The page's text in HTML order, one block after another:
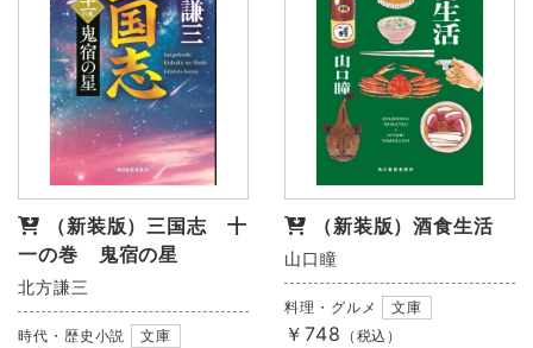
（新装版）三国志 十
一の巻 鬼宿の星
北方謙三
時代・歴史小説 文庫
（新装版）酒食生活
山口瞳
料理・グルメ 文庫
￥748 （税込）